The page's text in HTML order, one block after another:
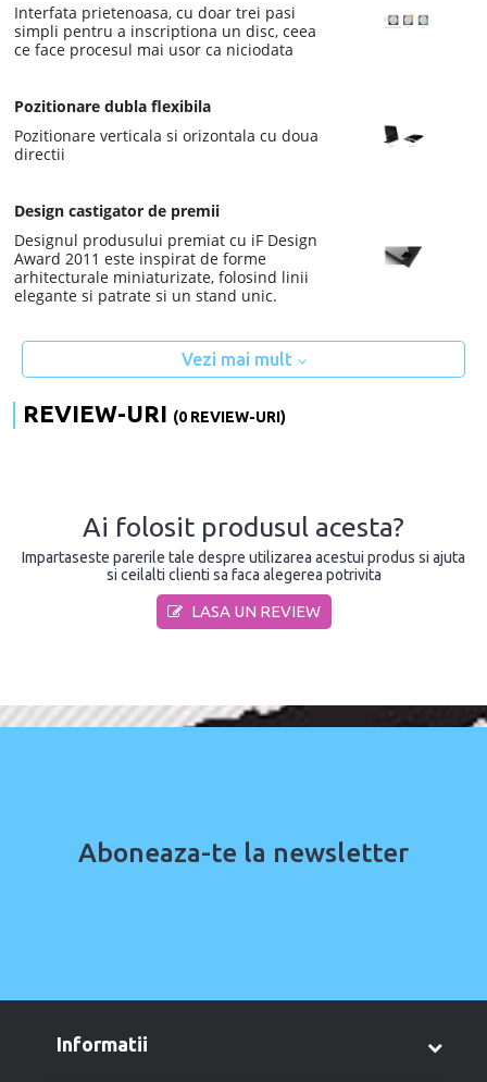
Interfata prietenoasa, cu doar trei pasi
simpli pentru a inscriptiona un disc, ceea
ce face procesul mai usor ca niciodata
Pozitionare dubla flexibila
Pozitionare verticala si orizontala cu doua
directii
Design castigator de premii
Designul produsului premiat cu iF Design
Award 2011 este inspirat de forme
arhitecturale miniaturizate, folosind linii
elegante si patrate si un stand unic.
Vezi mai mult
REVIEW-URI (0 REVIEW-URI)
Ai folosit produsul acesta?
Impartaseste parerile tale despre utilizarea acestui produs si ajuta
si ceilalti clienti sa faca alegerea potrivita
LASA UN REVIEW
Aboneaza-te la newsletter
informatii